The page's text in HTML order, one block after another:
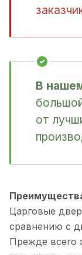
В
от
Царговые
сравнению с
Прежде всего